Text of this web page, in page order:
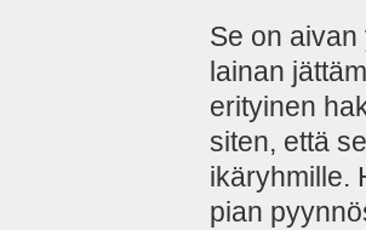
Se on
lainan
erityinen
siten, että
ikäryhmille.
pian